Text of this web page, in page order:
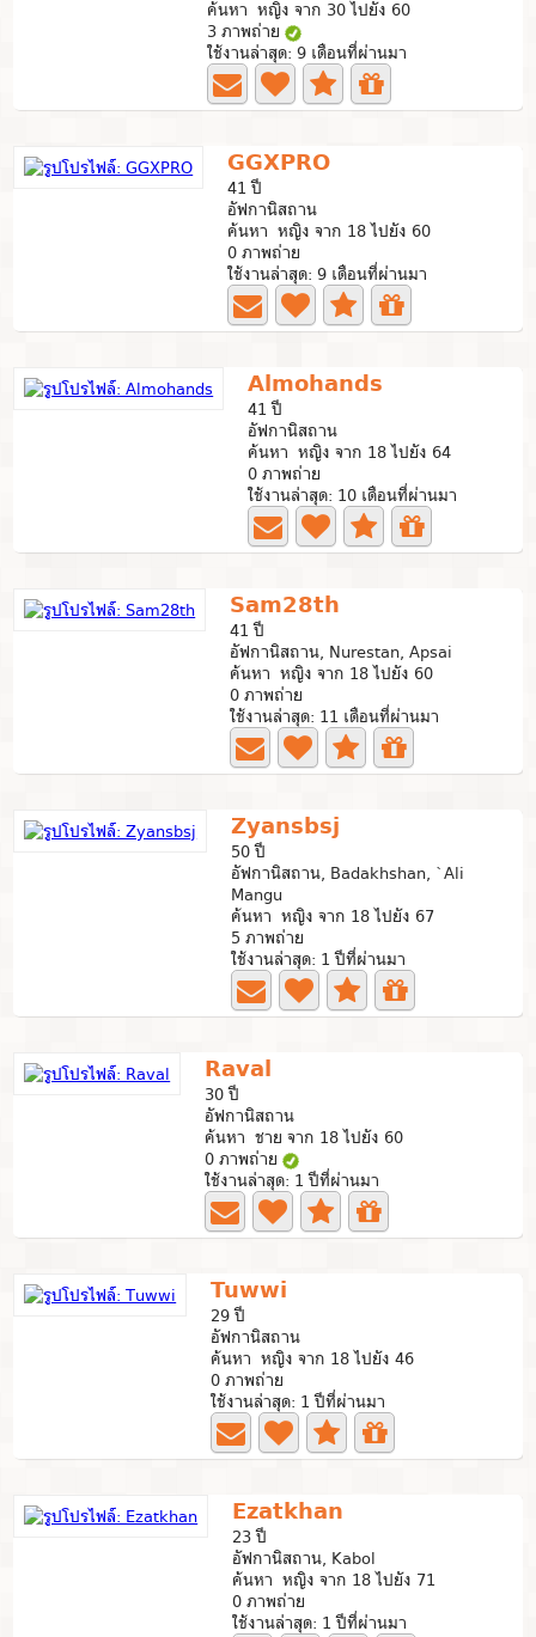
ค้นหา หญิง จาก 30 ไปยัง 60
3 ภาพถ่าย
ใช้งานล่าสุด: 9 เดือนที่ผ่านมา
GGXPRO
41 ปี
อัฟกานิสถาน
ค้นหา หญิง จาก 18 ไปยัง 60
0 ภาพถ่าย
ใช้งานล่าสุด: 9 เดือนที่ผ่านมา
Almohands
41 ปี
อัฟกานิสถาน
ค้นหา หญิง จาก 18 ไปยัง 64
0 ภาพถ่าย
ใช้งานล่าสุด: 10 เดือนที่ผ่านมา
Sam28th
41 ปี
อัฟกานิสถาน, Nurestan, Apsai
ค้นหา หญิง จาก 18 ไปยัง 60
0 ภาพถ่าย
ใช้งานล่าสุด: 11 เดือนที่ผ่านมา
Zyansbsj
50 ปี
อัฟกานิสถาน, Badakhshan, `Ali
Mangu
ค้นหา หญิง จาก 18 ไปยัง 67
5 ภาพถ่าย
ใช้งานล่าสุด: 1 ปีที่ผ่านมา
Raval
30 ปี
อัฟกานิสถาน
ค้นหา ชาย จาก 18 ไปยัง 60
0 ภาพถ่าย
ใช้งานล่าสุด: 1 ปีที่ผ่านมา
Tuwwi
29 ปี
อัฟกานิสถาน
ค้นหา หญิง จาก 18 ไปยัง 46
0 ภาพถ่าย
ใช้งานล่าสุด: 1 ปีที่ผ่านมา
Ezatkhan
23 ปี
อัฟกานิสถาน, Kabol
ค้นหา หญิง จาก 18 ไปยัง 71
0 ภาพถ่าย
ใช้งานล่าสุด: 1 ปีที่ผ่านมา